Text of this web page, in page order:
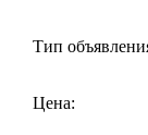
Тип
Цена: